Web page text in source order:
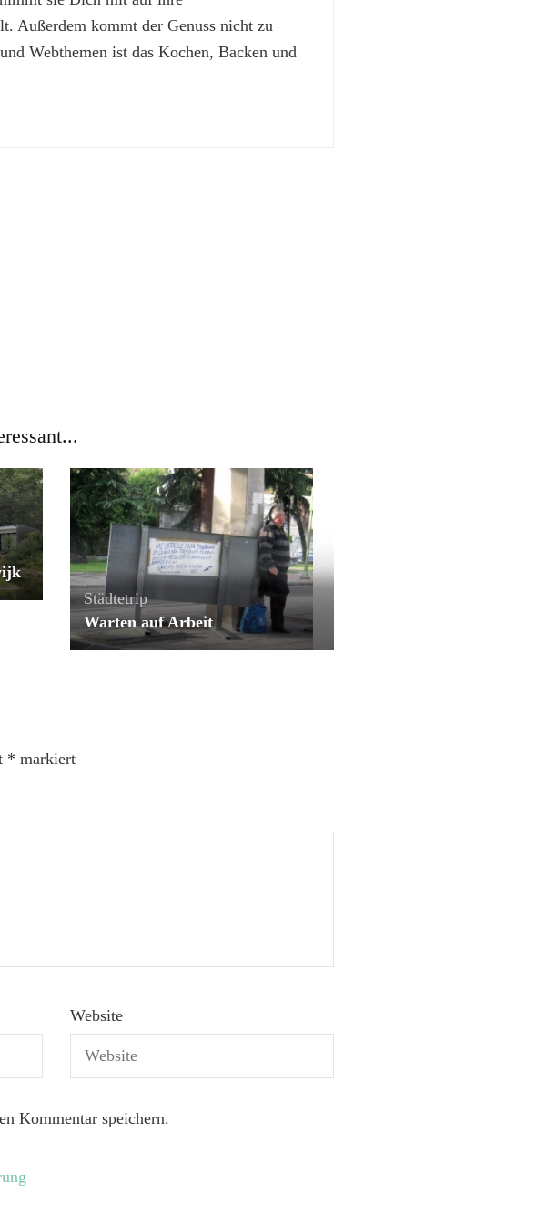
Außerdem kommt der Genuss nicht zu
Webthemen ist das Kochen, Backen und
Städtetrip
Warten auf Arbeit
* markiert
Website
Kommentar speichern.